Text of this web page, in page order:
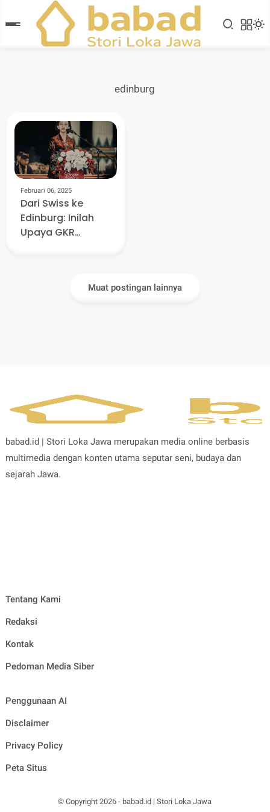
edinburg
Dari Swiss ke
Edinburg: Inilah
Upaya GKR
Februari 06, 2025
Muat postingan lainnya
babad.id | Stori Loka Jawa merupakan media online berbasis
multimedia dengan konten utama seputar seni, budaya dan
sejarah Jawa.
Tentang Kami
Redaksi
Kontak
Pedoman Media Siber
Penggunaan AI
Disclaimer
Privacy Policy
Peta Situs
© Copyright2026 - babad.id | Stori Loka Jawa